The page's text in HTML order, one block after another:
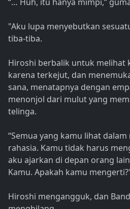
“… Huh, itu hanya mimpi,”
"Aku lupa menyebutkan
tiba-tiba.
Hiroshi berbalik untuk melihat
karena terkejut, dan
sana, menatapnya dengan
menonjol dari mulut yang
telinga.
“Semua yang kamu lihat
rahasia. Kamu tidak harus
aku ajarkan di depan orang
Kamu. Apakah kamu
Hiroshi mengangguk, dan